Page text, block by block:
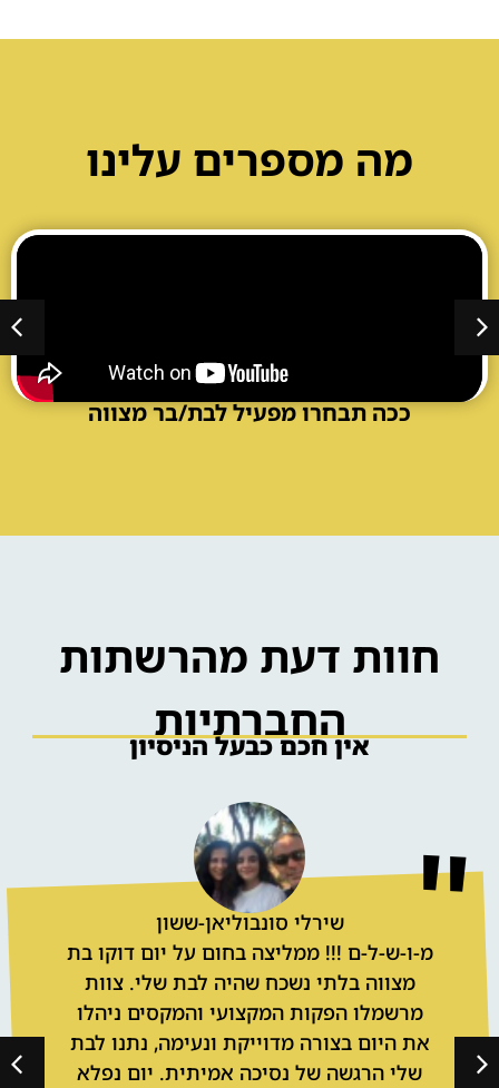
בר מתוקים לאירוע
מה מספרים עלינו
ככה תבחרו מפעיל לבת/בר מצווה
חוות דעת מהרשתות
החברתיות
אין חכם כבעל הניסיון
שירלי סונבוליאן-ששון
מ-ו-ש-ל-ם !!! ממליצה בחום על יום דוקו בת
מצווה בלתי נשכח שהיה לבת שלי. צוות
מרשמלו הפקות המקצועי והמקסים ניהלו
את היום בצורה מדוייקת ונעימה, נתנו לבת
שלי הרגשה של נסיכה אמיתית. יום נפלא